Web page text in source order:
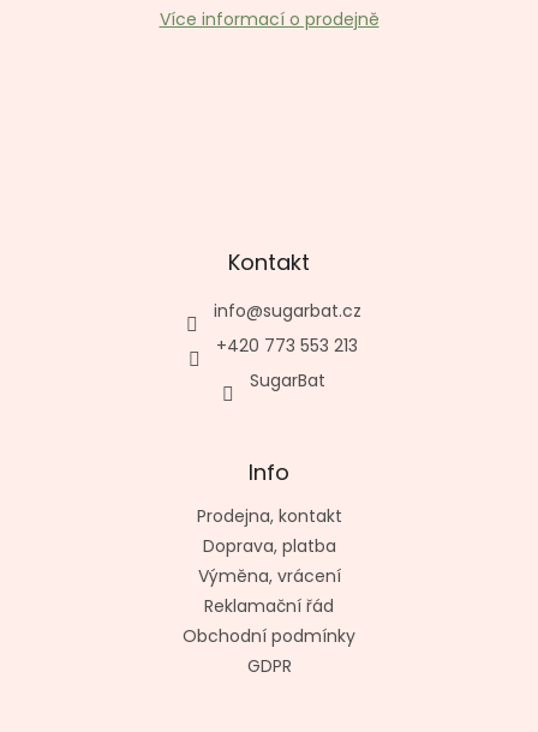
Více informací o prodejně
Kontakt
info@sugarbat.cz
+420 773 553 213
SugarBat
Info
Prodejna, kontakt
Doprava, platba
Výměna, vrácení
Reklamační řád
Obchodní podmínky
GDPR